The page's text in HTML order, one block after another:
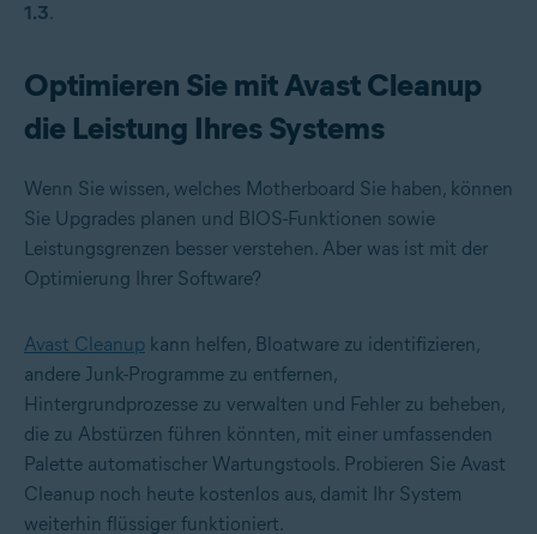
1.3.
Optimieren Sie mit Avast Cleanup
die Leistung Ihres Systems
Wenn Sie wissen, welches Motherboard Sie haben, können
Sie Upgrades planen und BIOS-Funktionen sowie
Leistungsgrenzen besser verstehen. Aber was ist mit der
Optimierung Ihrer Software?
Avast Cleanup kann helfen, Bloatware zu identifizieren,
andere Junk-Programme zu entfernen,
Hintergrundprozesse zu verwalten und Fehler zu beheben,
die zu Abstürzen führen könnten, mit einer umfassenden
Palette automatischer Wartungstools. Probieren Sie Avast
Cleanup noch heute kostenlos aus, damit Ihr System
weiterhin flüssiger funktioniert.